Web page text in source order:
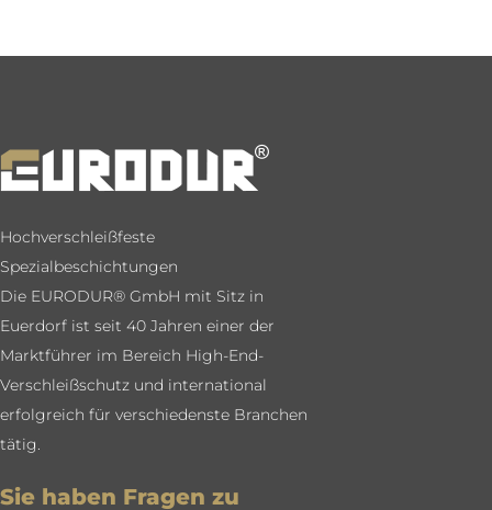
Hochverschleißfeste
Spezialbeschichtungen
Die EURODUR® GmbH mit Sitz in
Euerdorf ist seit 40 Jahren einer der
Marktführer im Bereich High-End-
Verschleißschutz und international
erfolgreich für verschiedenste Branchen
tätig.
Sie haben Fragen zu